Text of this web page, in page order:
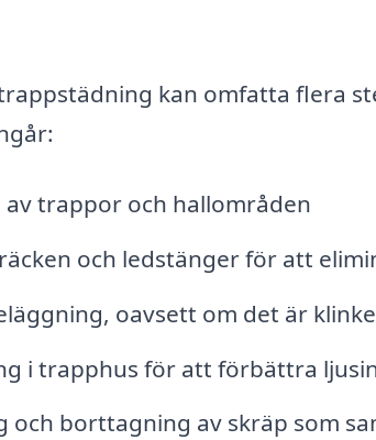
kan omfatta flera
av trappor och hallområden
och ledstänger för att
oavsett om det är
i trapphus för att förbättra
och borttagning av skräp som